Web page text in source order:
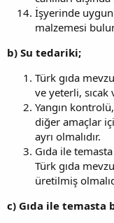
İşyerinde
malzemesi
b) Su tedariki;
Türk gıda
ve yeterli, sıcak
Yangın
diğer amaçlar
ayrı olmalıdır.
Gıda ile
Türk gıda
üretilmiş
c) Gıda ile